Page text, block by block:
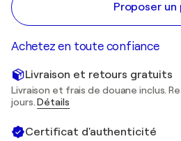
Proposer un
Achetez en toute confiance
Livraison et retours gratuits
Livraison et frais de douane inclus.
jours.Détails
Certificat d'authenticité